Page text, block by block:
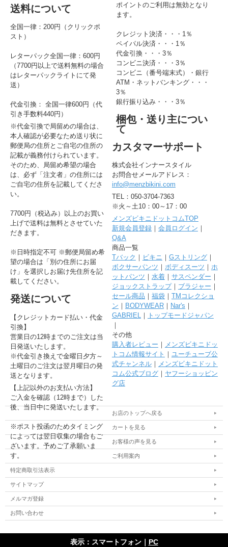
送料について
全国一律：200円（クリックポ
スト）
レターパック全国一律：600円
（7700円以上で送料無料の場合
はレターパックライトにて発
送）
代金引換： 全国一律600円（代
引き手数料440円）
※代金引換で局留めの場合は、
本人確認が必要なため送り状に
郵便局の住所とご自宅の住所の
記載が義務付けられています。
そのため、局留め希望の場合
は、必ず「注文者」の住所には
ご自宅の住所を記載してくださ
い。
7700円（税込み）以上のお買い
上げで送料は無料とさせていた
だきます。
※日時指定不可 ※郵便局留め希
望の場合は「別の住所にお届
け」を選択しお届け先住所を記
載してください。
発送について
【クレジットカード払い・代金
引換】
営業日の12時までのご注文は当
日発送いたします。
※代金引き換えで金曜日夕方～
土曜日のご注文は翌月曜日の発
送となります。
【上記以外のお支払い方法】
ご入金を確認（12時まで）した
後、当日中に発送いたします。
※ポスト投函のためタイミング
によっては翌日収集の場合もご
ざいます。予めご了承願いま
す。
ポイントのご利用は無効となり
ます。
クレジット決済・・・1％
ペイパル決済・・・1％
代金引換・・・3％
コンビニ決済・・・3％
コンビニ（番号端末式）・銀行
ATM・ネットバンキング・・・
3％
銀行振り込み・・・3％
梱包・送り主につい
て
カスタマーサポート
株式会社インナースタイル
お問合せメールアドレス：
info@menzbikini.com
TEL：050-3704-7363
※火～土10：00～17：00
メンズビキニドットコムTOP
新規会員登録｜ 会員ログイン ｜
Q&A
商品一覧
Tバック ｜ ビキニ ｜ Gストリング｜
ボクサーパンツ ｜ ボディスーツ ｜ ホ
ットパンツ ｜ 水着｜ サスペンダー ｜
ジョックストラップ｜ ブラジャー ｜
セール商品 ｜ 福袋｜ TMコレクショ
ン ｜ BODYWEAR｜ Nar's ｜
GABRIEL｜
トップモードジャパン
｜
その他
購入者レビュー ｜ メンズビキニドッ
トコム情報サイト ｜ ユーチューブ公
式チャンネル｜ メンズビキニドット
コム公式ブログ｜ ヤフーショッピン
グ店
お店のトップへ戻る
カートを見る
お客様の声を見る
ご利用案内
特定商取引法表示
サイトマップ
メルマガ登録
お問い合わせ
表示：スマートフォン｜ PC